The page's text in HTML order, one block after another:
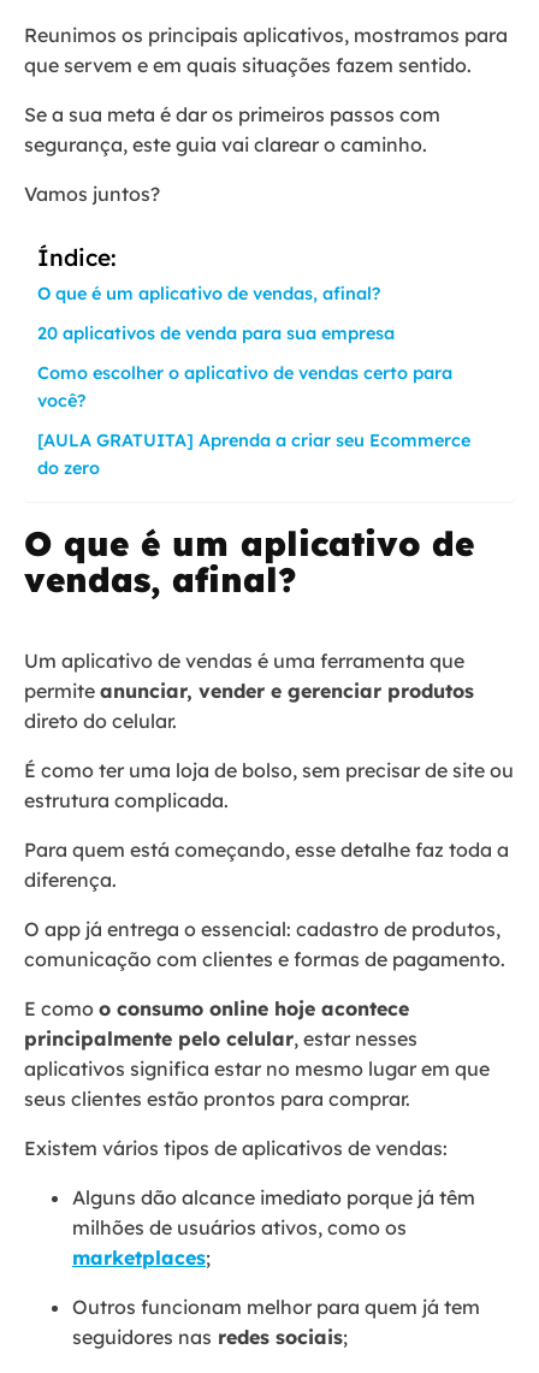
Reunimos os principais aplicativos, mostramos para
que servem e em quais situações fazem sentido.
Se a sua meta é dar os primeiros passos com
segurança, este guia vai clarear o caminho.
Vamos juntos?
Índice:
O que é um aplicativo de vendas, afinal?
20 aplicativos de venda para sua empresa
Como escolher o aplicativo de vendas certo para
você?
[AULA GRATUITA] Aprenda a criar seu Ecommerce
do zero
O que é um aplicativo de
vendas, afinal?
Um aplicativo de vendas é uma ferramenta que
permite anunciar, vender e gerenciar produtos
direto do celular.
É como ter uma loja de bolso, sem precisar de site ou
estrutura complicada.
Para quem está começando, esse detalhe faz toda a
diferença.
O app já entrega o essencial: cadastro de produtos,
comunicação com clientes e formas de pagamento.
E como o consumo online hoje acontece
principalmente pelo celular, estar nesses
aplicativos significa estar no mesmo lugar em que
seus clientes estão prontos para comprar.
Existem vários tipos de aplicativos de vendas:
Alguns dão alcance imediato porque já têm
milhões de usuários ativos, como os
marketplaces;
Outros funcionam melhor para quem já tem
seguidores nas redes sociais;